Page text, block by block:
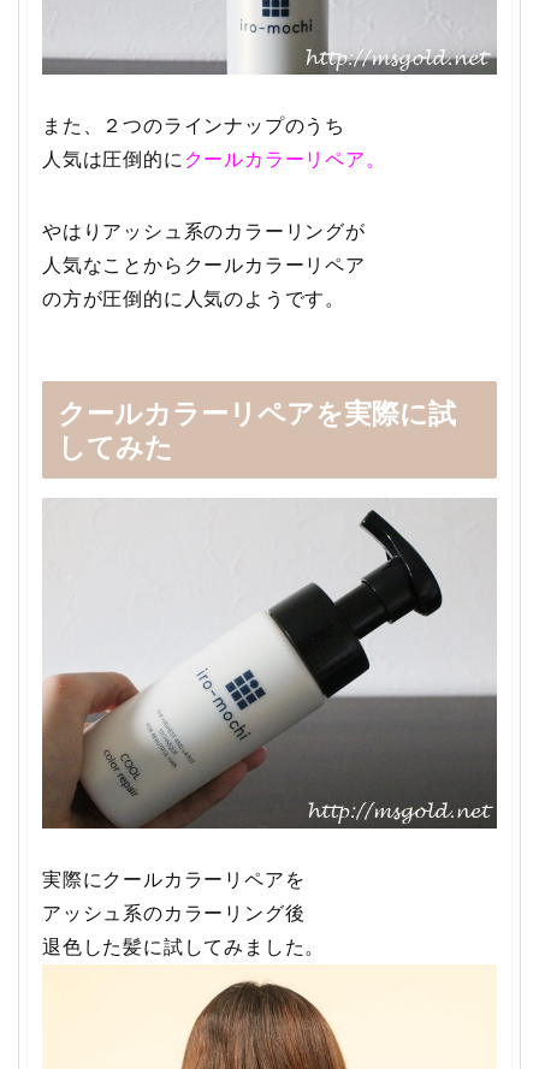
また、２つのラインナップのうち
人気は圧倒的に クールカラーリペア。
やはりアッシュ系のカラーリングが
人気なことからクールカラーリペア
の方が圧倒的に人気のようです。
クールカラーリペアを実際に試
してみた
実際にクールカラーリペアを
アッシュ系のカラーリング後
退色した髪に試してみました。